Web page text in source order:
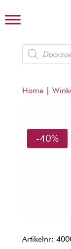
Producten
zoeken
Home|
-40%
Artikelnr: